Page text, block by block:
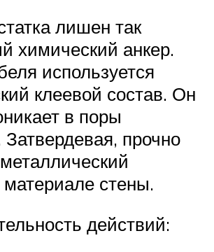
лишен так
химический анкер.
используется
клеевой состав. Он
в поры
Затвердевая, прочно
стены.
действий: